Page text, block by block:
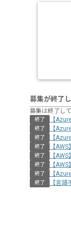
募集が終了
募集は終了し
終了 【
終了 【
終了 【
終了 【
終了 【
終了 【
終了 【
終了 【言